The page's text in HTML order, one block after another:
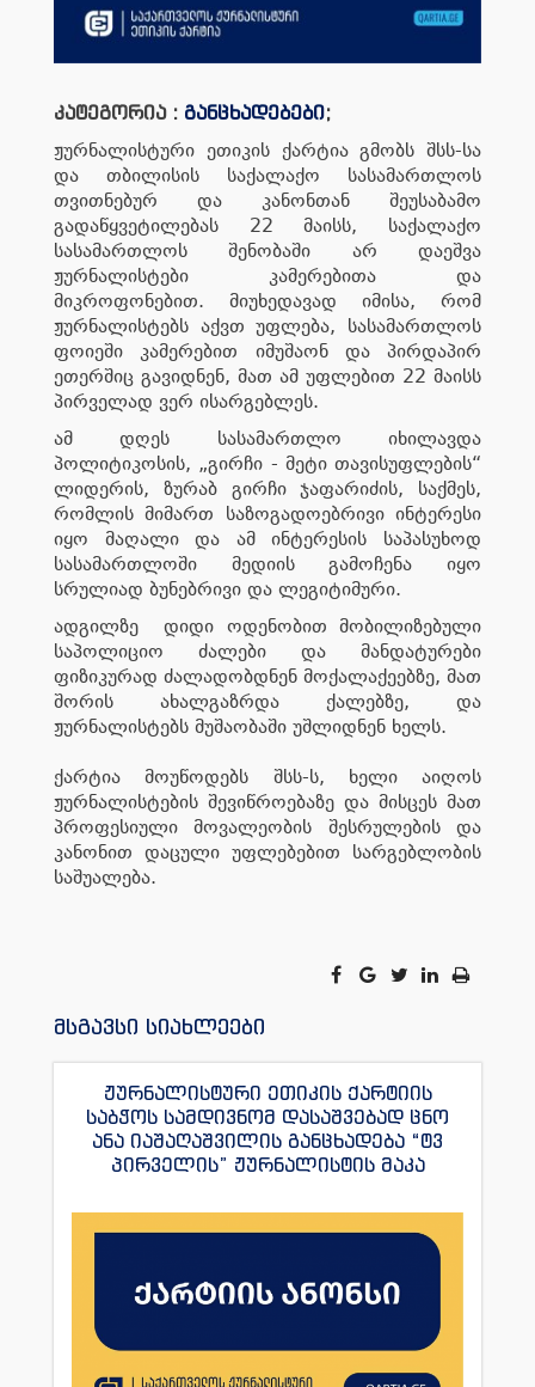
კატეგორია : განცხადებები;
ჟურნალისტური ეთიკის ქარტია გმობს შსს-სა
და თბილისის საქალაქო სასამართლოს
თვითნებურ და კანონთან შეუსაბამო
გადაწყვეტილებას 22 მაისს, საქალაქო
სასამართლოს შენობაში არ დაეშვა
ჟურნალისტები კამერებითა და
მიკროფონებით. მიუხედავად იმისა, რომ
ჟურნალისტებს აქვთ უფლება, სასამართლოს
ფოიეში კამერებით იმუშაონ და პირდაპირ
ეთერშიც გავიდნენ, მათ ამ უფლებით 22 მაისს
პირველად ვერ ისარგებლეს.
ამ დღეს სასამართლო იხილავდა
პოლიტიკოსის, „გირჩი - მეტი თავისუფლების“
ლიდერის, ზურაბ გირჩი ჯაფარიძის, საქმეს,
რომლის მიმართ საზოგადოებრივი ინტერესი
იყო მაღალი და ამ ინტერესის საპასუხოდ
სასამართლოში მედიის გამოჩენა იყო
სრულიად ბუნებრივი და ლეგიტიმური.
ადგილზე დიდი ოდენობით მობილიზებული
საპოლიციო ძალები და მანდატურები
ფიზიკურად ძალადობდნენ მოქალაქეებზე, მათ
შორის ახალგაზრდა ქალებზე, და
ჟურნალისტებს მუშაობაში უშლიდნენ ხელს.
ქარტია მოუწოდებს შსს-ს, ხელი აიღოს
ჟურნალისტების შევიწროებაზე და მისცეს მათ
პროფესიული მოვალეობის შესრულების და
კანონით დაცული უფლებებით სარგებლობის
საშუალება.
მსგავსი სიახლეები
ჟურნალისტური ეთიკის ქარტიის
საბჭოს სამდივნომ დასაშვებად ცნო
ანა იაშაღაშვილის განცხადება “ტვ
პირველის” ჟურნალისტის მაკა